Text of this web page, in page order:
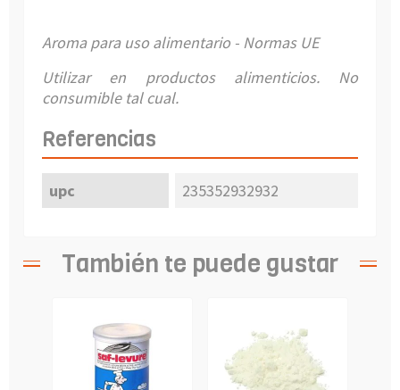
Aroma para uso alimentario - Normas UE
Utilizar en productos alimenticios. No
consumible tal cual.
Referencias
upc 235352932932
También te puede gustar